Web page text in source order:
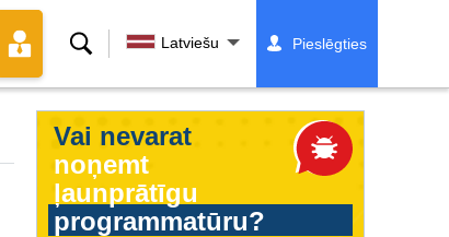
Meklēt Latviešu Pieslēgties
Vai nevarat
noņemt
ļaunprātīgu
programmatūru?